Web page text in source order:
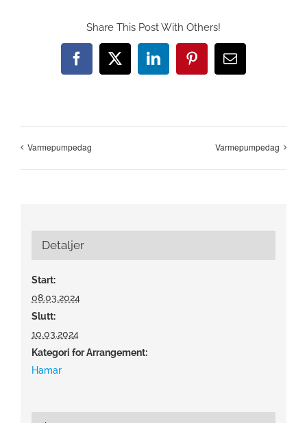
Share This Post With Others!
Facebook
X LinkedInPinterest
E-
post
Varmepumpedag Varmepumpedag
Detaljer
Start:
08.03.2024
Slutt:
10.03.2024
Kategori for Arrangement:
Hamar